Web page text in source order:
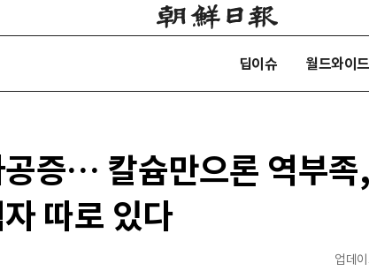
딥이슈 월드와이드
증… 칼슘만으론 역부족
따로 있다
업데